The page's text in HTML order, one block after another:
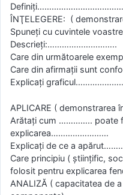
ÎNŢELEGERE: (
Spuneţi cu cuvintele
Descrieţi:………………………..
Care din următoarele
Care din afirmaţii sunt
Explicaţi
APLICARE ( demonstrarea
Arătaţi cum ………….. poate
explicarea……………………
Explicaţi de ce a
Care principiu ( ştiinţific,
folosit pentru explicarea
ANALIZĂ ( capacitatea de